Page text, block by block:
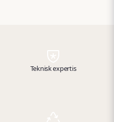
Teknisk expertis